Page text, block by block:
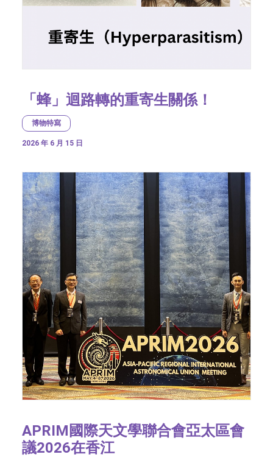
「蜂」迴路轉的重寄生關係！
博物特寫
2026 年 6 月 15 日
APRIM國際天文學聯合會亞太區會
議2026在香江